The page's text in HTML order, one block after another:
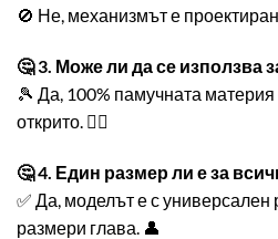
🚫 Не, механизмът е
🤔 3. Може ли да се използва
🎾 Да, 100% памучната материя
открито. 🏌️‍♂️
🤔 4. Един размер ли е за
✅ Да, моделът е с
размери глава. 👤